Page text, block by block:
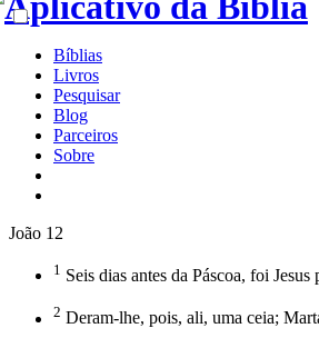
Bíblias
Livros
Pesquisar
Blog
Parceiros
Sobre
João 12
1 Seis dias antes da Páscoa, foi
2 Deram-lhe, pois, ali, uma ceia;